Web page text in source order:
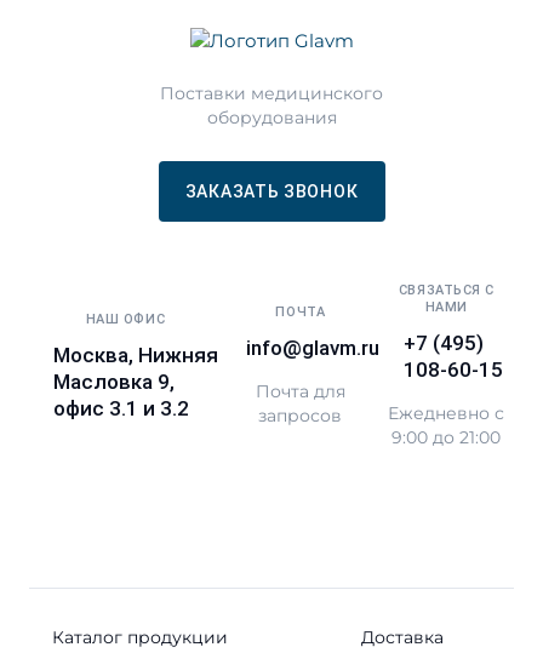
Поставки медицинского
оборудования
ЗАКАЗАТЬ ЗВОНОК
НАШ ОФИС
Москва, Нижняя
Масловка 9,
офис 3.1 и 3.2
ПОЧТА
info@glavm.ru
Почта для
запросов
СВЯЗАТЬСЯ С
НАМИ
+7 (495)
108-60-15
Ежедневно с
9:00 до 21:00
Каталог продукции
Доставка